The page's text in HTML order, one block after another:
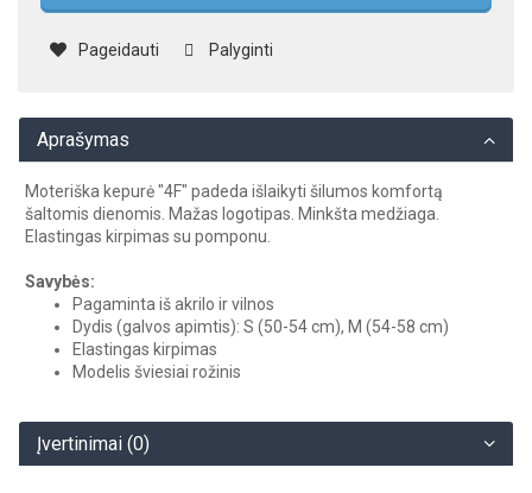
Pageidauti Palyginti
Aprašymas
Moteriška kepurė "4F" padeda išlaikyti šilumos komfortą
šaltomis dienomis. Mažas logotipas. Minkšta medžiaga.
Elastingas kirpimas su pomponu.
Savybės:
Pagaminta iš akrilo ir vilnos
Dydis (galvos apimtis): S (50-54 cm), M (54-58 cm)
Elastingas kirpimas
Modelis šviesiai rožinis
Įvertinimai (0)